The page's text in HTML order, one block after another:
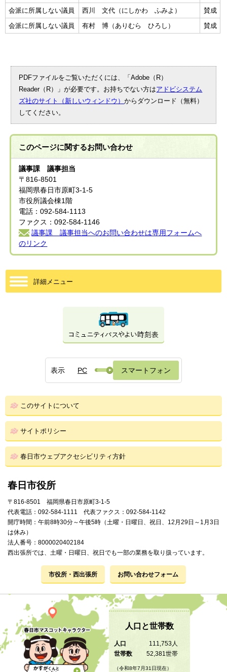
会派に所属しない議員
西川 文代（にしかわ ふみよ）
賛成
会派に所属しない議員
有村 博（ありむら ひろし） 賛成
PDFファイルをご覧いただくには、「Adobe（R）
Reader（R）」が必要です。お持ちでない方はアドビシステム
ズ社のサイト（新しいウィンドウ）からダウンロード（無料）
してください。
このページに関するお問い合わせ
議事課 議事担当
〒816-8501
福岡県春日市原町3-1-5
市役所議会棟1階
電話：092-584-1113
ファクス：092-584-1146
議事課 議事担当へのお問い合わせは専用フォームへ
のリンク
詳細メニュー
表示 PC スマートフォン
このサイトについて
サイトポリシー
春日市ウェブアクセシビリティ方針
春日市役所
〒816-8501 福岡県春日市原町3-1-5
代表電話：092-584-1111 代表ファクス：092-584-1142
開庁時間：午前8時30分～午後5時（土曜・日曜日、祝日、12月29日～1月3日
は休み）
法人番号：8000020402184
西出張所では、土曜・日曜日、祝日でも一部の業務を取り扱っています。
市役所・西出張所 お問い合わせフォーム
人口と世帯数
人口
111,753人
世帯数
52,381世帯
（令和8年7月31日現在）